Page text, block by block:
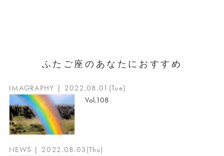
ふたご座のあなたにおすすめ
IMAGRAPHY | 2022.08.01(Tue)
Vol.108
NEWS | 2022.08.03(Thu)